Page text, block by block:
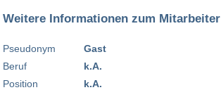
Weitere Informationen zum Mitarbeiter
Pseudonym
Beruf
Position
Gast
k.A.
k.A.